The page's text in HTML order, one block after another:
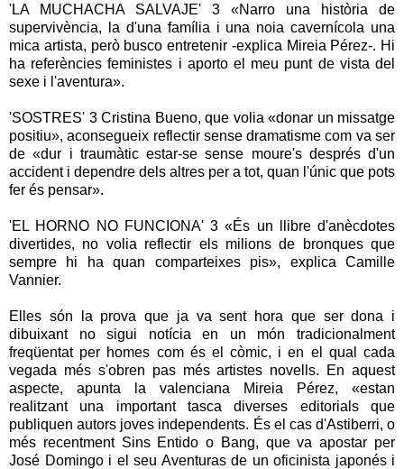
'LA MUCHACHA SALVAJE' 3 «Narro una història de
supervivència, la d'una família i una noia cavernícola una
mica artista, però busco entretenir -explica Mireia Pérez-. Hi
ha referències feministes i aporto el meu punt de vista del
sexe i l'aventura».
'SOSTRES' 3 Cristina Bueno, que volia «donar un missatge
positiu», aconsegueix reflectir sense dramatisme com va ser
de «dur i traumàtic estar-se sense moure's després d'un
accident i dependre dels altres per a tot, quan l'únic que pots
fer és pensar».
'EL HORNO NO FUNCIONA' 3 «És un llibre d'anècdotes
divertides, no volia reflectir els milions de bronques que
sempre hi ha quan comparteixes pis», explica Camille
Vannier.
Elles són la prova que ja va sent hora que ser dona i
dibuixant no sigui notícia en un món tradicionalment
freqüentat per homes com és el còmic, i en el qual cada
vegada més s'obren pas més artistes novells. En aquest
aspecte, apunta la valenciana Mireia Pérez, «estan
realitzant una important tasca diverses editorials que
publiquen autors joves independents. És el cas d'Astiberri, o
més recentment Sins Entido o Bang, que va apostar per
José Domingo i el seu Aventuras de un oficinista japonés i